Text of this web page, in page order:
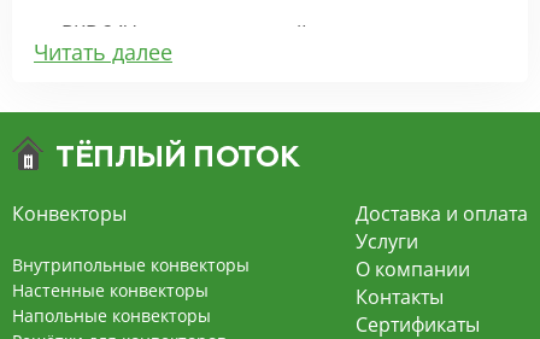
ВКВ 24V – внутрипольный конвектор
отопления с вентилятором на 24В подходит для
экономит электроэнергию и бесшумно работает.
конвекцией на 220В. За счет тангенциального
вентилятора создает принудительную
конвекцию, что позволяет обогревать
помещения большой площади.
Читать далее
Конвекторы
Внутрипольные конвекторы
Настенные конвекторы
Напольные конвекторы
Доставка и оплата
Услуги
О компании
Контакты
Сертификаты